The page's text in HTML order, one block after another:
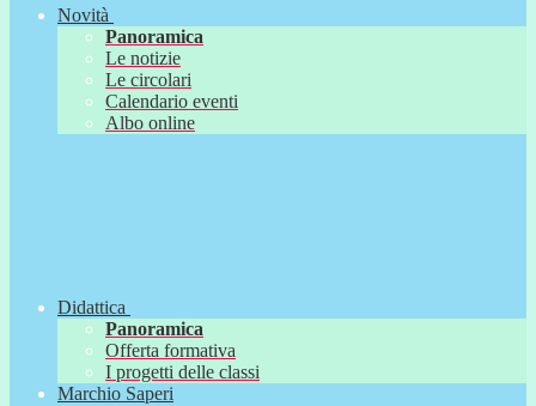
Novità
Panoramica
Le notizie
Le circolari
Calendario eventi
Albo online
Didattica
Panoramica
Offerta formativa
I progetti delle classi
Marchio Saperi